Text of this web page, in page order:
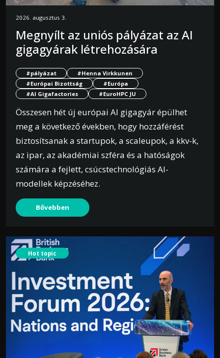
2026. augusztus 3.
Megnyílt az uniós pályázat az AI
gigagyárak létrehozására
#pályázat
#Henna Virkkunen
#Európai Bizottság
#Európa
#AI Gigafactories
#EuroHPC JU
Összesen hét új európai AI gigagyár épülhet
meg a következő években, hogy hozzáférést
biztosítsanak a startupok, a scaleupok, a kkv-k,
az ipar, az akadémiai szféra és a hatóságok
számára a fejlett, csúcstechnológiás AI-
modellek képzéséhez.
Bővebben
Hot topic